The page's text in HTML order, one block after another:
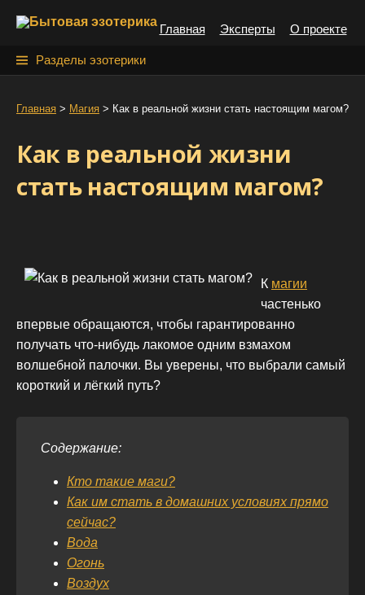
Главная Эксперты О проекте
Разделы эзотерики
й
:
Главная > Магия > Как в реальной жизни стать настоящим магом?
Как в реальной жизни
стать настоящим магом?
К магии
частенько
впервые обращаются, чтобы гарантированно
получать что-нибудь лакомое одним взмахом
волшебной палочки. Вы уверены, что выбрали самый
короткий и лёгкий путь?
Содержание:
Кто такие маги?
Как им стать в домашних условиях прямо
сейчас?
Вода
Огонь
Воздух